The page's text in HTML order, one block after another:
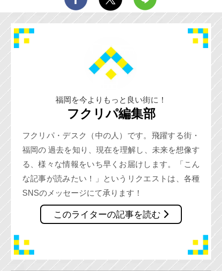
福岡を今よりもっと良い街に！
フクリパ編集部
フクリパ・デスク（中の人）です。飛躍する街・
福岡の 過去を知り、現在を理解し、未来を想像す
る、様々な情報をいち早くお届けします。「こん
な記事が読みたい！」というリクエストは、各種
SNSのメッセージにて承ります！
このライターの記事を読む